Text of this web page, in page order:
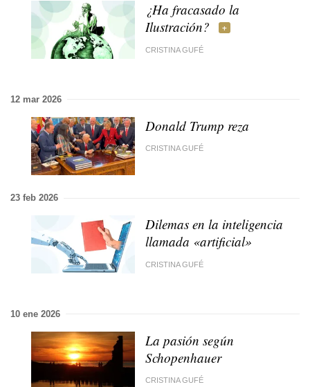
¿Ha fracasado la
Ilustración?
CRISTINA GUFÉ
12 mar 2026
Donald Trump reza
CRISTINA GUFÉ
23 feb 2026
Dilemas en la inteligencia
llamada «artificial»
CRISTINA GUFÉ
10 ene 2026
La pasión según
Schopenhauer
CRISTINA GUFÉ